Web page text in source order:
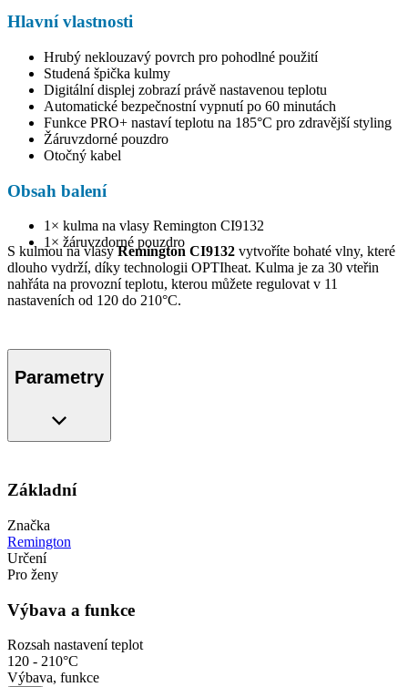
Hlavní vlastnosti
Hrubý neklouzavý povrch pro pohodlné použití
Studená špička kulmy
Digitální displej zobrazí právě nastavenou teplotu
Automatické bezpečnostní vypnutí po 60 minutách
Funkce PRO+ nastaví teplotu na 185°C pro zdravější styling
Žáruvzdorné pouzdro
Otočný kabel
Obsah balení
1× kulma na vlasy Remington CI9132
1× žáruvzdorné pouzdro
S kulmou na vlasyRemington CI9132 vytvoříte bohaté vlny, které
dlouho vydrží, díky technologii OPTIheat. Kulma je za 30 vteřin
nahřáta na provozní teplotu, kterou můžete regulovat v 11
nastaveních od 120 do 210°C.
Parametry
Základní
Značka
Remington
Určení
Pro ženy
Výbava a funkce
Rozsah nastavení teplot
120 - 210°C
Výbava, funkce